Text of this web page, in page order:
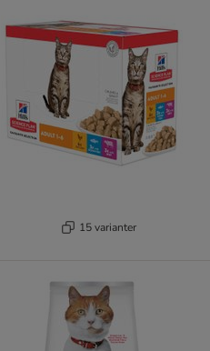
15 varianter